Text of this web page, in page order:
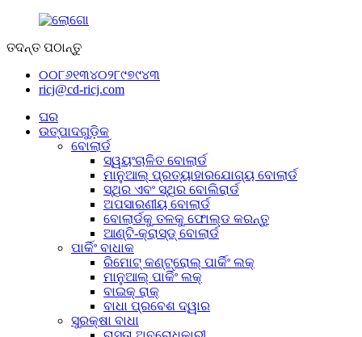
ତଦନ୍ତ ପଠାନ୍ତୁ
୦୦୮୬୧୩୪୦୨୮୯୭୯୪୩
ricj@cd-ricj.com
ଘର
ଉତ୍ପାଦଗୁଡ଼ିକ
ବୋଲାର୍ଡ
ସ୍ୱୟଂଚାଳିତ ବୋଲାର୍ଡ
ମାନୁଆଲ୍ ପ୍ରତ୍ୟାହାରଯୋଗ୍ୟ ବୋଲାର୍ଡ
ସ୍ଥିର ଏବଂ ସ୍ଥିର ବୋଲିରାର୍ଡ
ଅପସାରଣୀୟ ବୋଲାର୍ଡ
ବୋଲାର୍ଡକୁ ତଳକୁ ଫୋଲ୍ଡ କରନ୍ତୁ
ଆଣ୍ଟି-କ୍ରାସ୍ଡ୍ ବୋଲାର୍ଡ
ପାର୍କିଂ ବାଧାକ
ରିମୋଟ୍ କଣ୍ଟ୍ରୋଲ୍ ପାର୍କିଂ ଲକ୍
ମାନୁଆଲ୍ ପାର୍କିଂ ଲକ୍
ବାଇକ୍ ରାକ୍
ବାଧା ପ୍ରବେଶ ଦ୍ୱାର
ସୁରକ୍ଷା ବାଧା